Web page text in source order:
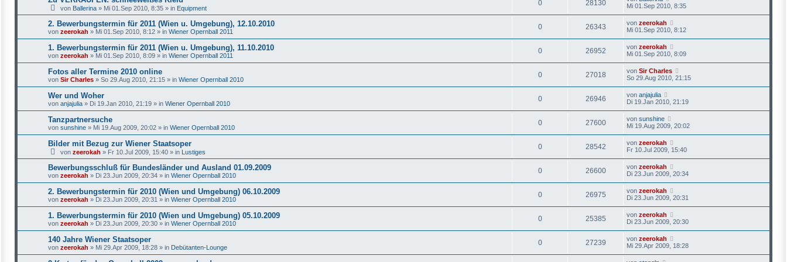
von Ballerina » Mi 01.Sep 2010, 8:35 » in Equipment
0 28130
Mi 01.Sep 2010, 8:35
2. Bewerbungstermin für 2011 (Wien u. Umgebung), 12.10.2010
von zeerokah » Mi 01.Sep 2010, 8:12 » in Wiener Opernball 2011
0 26343 von zeerokah
Mi 01.Sep 2010, 8:12
1. Bewerbungstermin für 2011 (Wien u. Umgebung), 11.10.2010
von zeerokah » Mi 01.Sep 2010, 8:09 » in Wiener Opernball 2011
0 26952 von zeerokah
Mi 01.Sep 2010, 8:09
Fotos aller Termine 2010 online
von Sir Charles » So 29.Aug 2010, 21:15 » in Wiener Opernball 2010
0 27018 von Sir Charles
So 29.Aug 2010, 21:15
Wer und Woher
von anjajulia » Di 19.Jan 2010, 21:19 » in Wiener Opernball 2010
0 26946 von anjajulia
Di 19.Jan 2010, 21:19
Tanzpartnersuche
von sunshine » Mi 19.Aug 2009, 20:02 » in Wiener Opernball 2010
0 27600 von sunshine
Mi 19.Aug 2009, 20:02
Bilder mit Bezug zur Wiener Staatsoper
von zeerokah » Fr 10.Jul 2009, 15:40 » in Lustiges
0 28542 von zeerokah
Fr 10.Jul 2009, 15:40
Bewerbungsschluß für Bundesländer und Ausland 01.09.2009
von zeerokah » Di 23.Jun 2009, 20:34 » in Wiener Opernball 2010
0 26600 von zeerokah
Di 23.Jun 2009, 20:34
2. Bewerbungstermin für 2010 (Wien und Umgebung) 06.10.2009
von zeerokah » Di 23.Jun 2009, 20:31 » in Wiener Opernball 2010
0 26975 von zeerokah
Di 23.Jun 2009, 20:31
1. Bewerbungstermin für 2010 (Wien und Umgebung) 05.10.2009
von zeerokah » Di 23.Jun 2009, 20:30 » in Wiener Opernball 2010
0 25385 von zeerokah
Di 23.Jun 2009, 20:30
140 Jahre Wiener Staatsoper
von zeerokah » Mi 29.Apr 2009, 18:28 » in Debütanten-Lounge
0 27239 von zeerokah
Mi 29.Apr 2009, 18:28